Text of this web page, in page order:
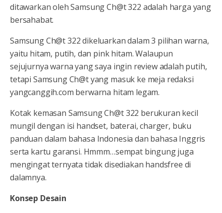
ditawarkan oleh Samsung Ch@t 322 adalah harga yang
bersahabat.
Samsung Ch@t 322 dikeluarkan dalam 3 pilihan warna,
yaitu hitam, putih, dan pink hitam. Walaupun
sejujurnya warna yang saya ingin review adalah putih,
tetapi Samsung Ch@t yang masuk ke meja redaksi
yangcanggih.com berwarna hitam legam.
Kotak kemasan Samsung Ch@t 322 berukuran kecil
mungil dengan isi handset, baterai, charger, buku
panduan dalam bahasa Indonesia dan bahasa Inggris
serta kartu garansi. Hmmm…sempat bingung juga
mengingat ternyata tidak disediakan handsfree di
dalamnya.
Konsep Desain